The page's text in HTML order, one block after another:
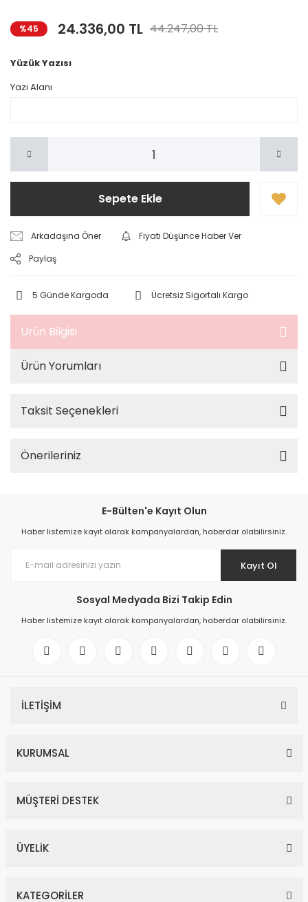
%45 24.336,00 TL 44.247,00 TL
Yüzük Yazısı
Yazı Alanı
Sepete Ekle
Arkadaşına Öner
Fiyatı Düşünce Haber Ver
Paylaş
5 Günde Kargoda Ücretsiz Sigortalı Kargo
Ürün Bilgisi
Ürün Yorumları
Taksit Seçenekleri
Önerileriniz
E-Bülten'e Kayıt Olun
Haber listemize kayıt olarak kampanyalardan, haberdar olabilirsiniz.
Kayıt Ol
Sosyal Medyada Bizi Takip Edin
Haber listemize kayıt olarak kampanyalardan, haberdar olabilirsiniz.
İLETİŞİM
KURUMSAL
MÜŞTERİ DESTEK
ÜYELİK
KATEGORİLER